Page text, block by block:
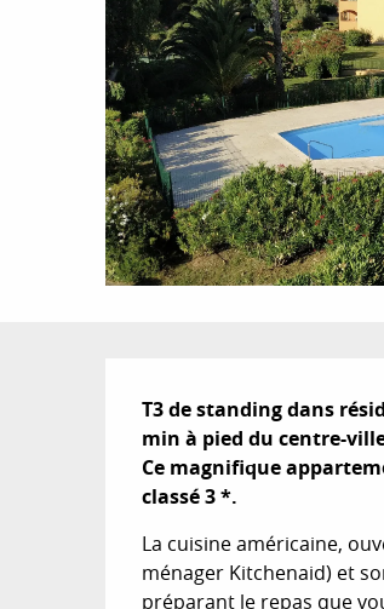
T3 de standing dans
min à pied du centre-
Ce magnifique
classé 3 *.
La cuisine américaine,
ménager Kitchenaid) et
préparant le repas que